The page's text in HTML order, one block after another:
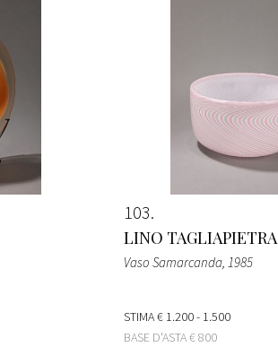
103
LINO TAGLIAPIETRA
Vaso Samarcanda, 1985
STIMA€ 1.200 - 1.500
BASE D'ASTA€ 800